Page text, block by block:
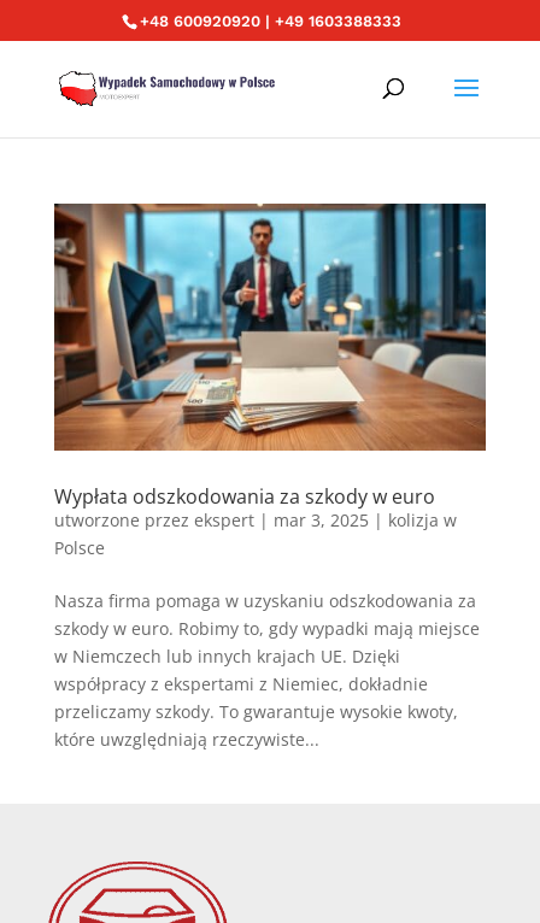
+48 600920920 | +49 1603388333
Wypłata odszkodowania za szkody w euro
utworzone przez ekspert| mar 3, 2025| kolizja w
Polsce
Nasza firma pomaga w uzyskaniu odszkodowania za
szkody w euro. Robimy to, gdy wypadki mają miejsce
w Niemczech lub innych krajach UE. Dzięki
współpracy z ekspertami z Niemiec, dokładnie
przeliczamy szkody. To gwarantuje wysokie kwoty,
które uwzględniają rzeczywiste...